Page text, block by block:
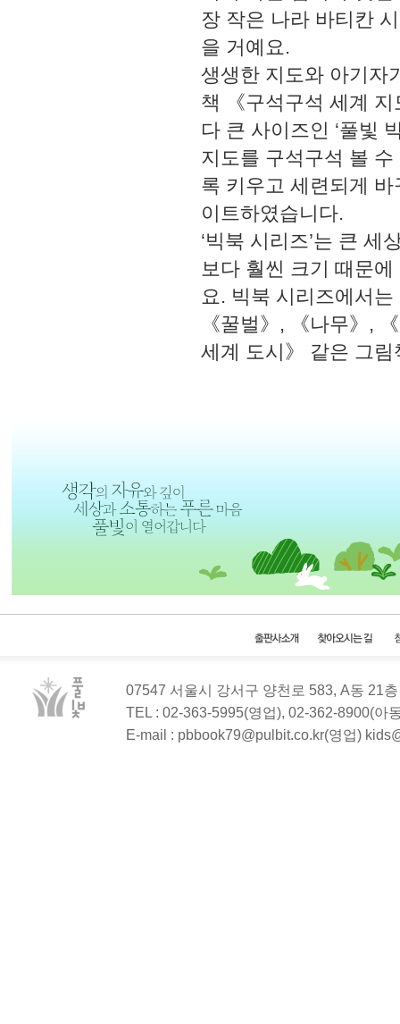
장 작은 나라 바티칸
을 거예요.
생생한 지도와 아기자
책 《구석구석 세계
다 큰 사이즈인 ‘풀빛
지도를 구석구석 볼
록 키우고 세련되게
이트하였습니다.
‘빅북 시리즈’는 큰
보다 훨씬 크기 때문
요. 빅북 시리즈에서
《꿀벌》, 《나무》,
세계 도시》 같은 그
07547 서울시 강서구 양천로 583, A동 21
TEL : 02-363-5995(영업), 02-362-8900(아
E-mail : pbbook79@pulbit.co.kr(영업)